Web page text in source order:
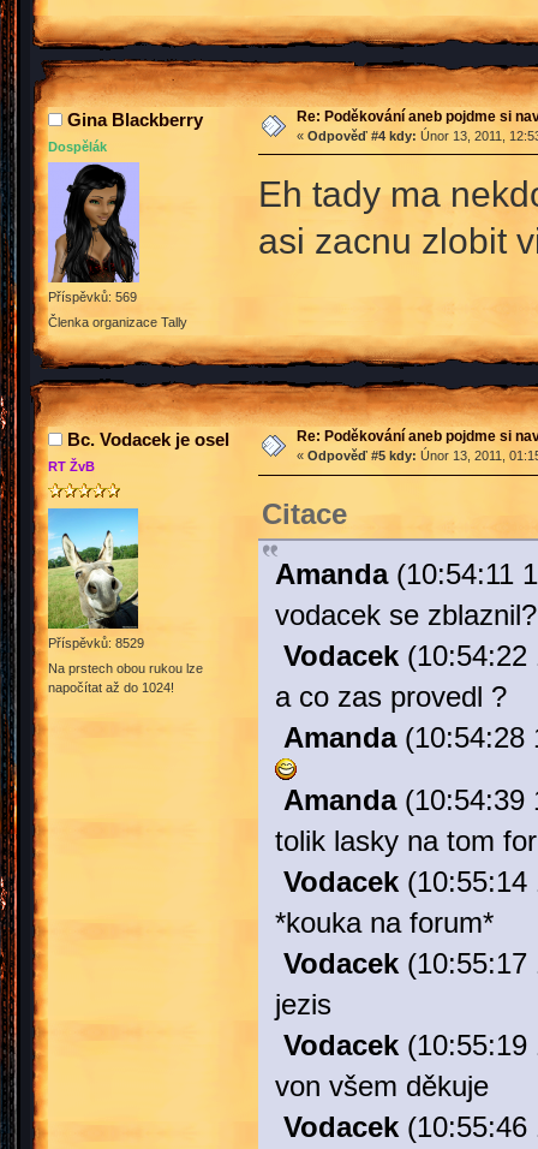
Gina Blackberry
Dospělák
Příspěvků: 569
Členka organizace Tally
Re: Poděkování aneb pojdme si
« Odpověď #4 kdy: Únor 13, 2011,
Eh tady ma
asi zacnu zlobit
Bc. Vodacek je osel
RT ŽvB
Příspěvků: 8529
Na prstech obou rukou lze
napočítat až do 1024!
Re: Poděkování aneb pojdme si
« Odpověď #5 kdy: Únor 13, 2011,
Citace
Amanda(10:54:11
vodacek se zblaznil?
Vodacek(10:54:22
a co zas provedl ?
Amanda(10:54:28
Amanda(10:54:39
tolik lasky na tom
Vodacek(10:55:14
*kouka na forum*
Vodacek(10:55:17
jezis
Vodacek(10:55:19
von všem děkuje
Vodacek(10:55:46